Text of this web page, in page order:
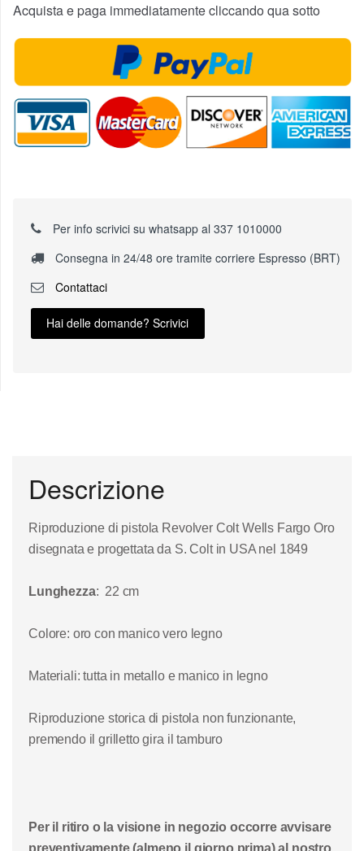
Acquista e paga immediatamente cliccando qua sotto
Per info scrivici su whatsapp al 337 1010000
Consegna in 24/48 ore tramite corriere Espresso (BRT)
Contattaci
Hai delle domande? Scrivici
Descrizione
Riproduzione di pistola Revolver ColtWells Fargo Oro
disegnata e progettata da S. Colt in USA nel 1849
Lunghezza: 22 cm
Colore: oro con manico vero legno
Materiali: tutta in metallo e manico in legno
Riproduzione storica di pistola non funzionante,
premendo il grilletto gira iltamburo
Per il ritiro o la visione in negozio occorre avvisare